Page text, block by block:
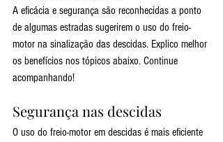
A eficácia e segurança são reconhecidas a ponto
de algumas estradas sugerirem o uso do freio-
motor na sinalização das descidas. Explico melhor
os benefícios nos tópicos abaixo. Continue
acompanhando!
Segurança nas descidas
O uso do freio-motor em descidas é mais eficiente